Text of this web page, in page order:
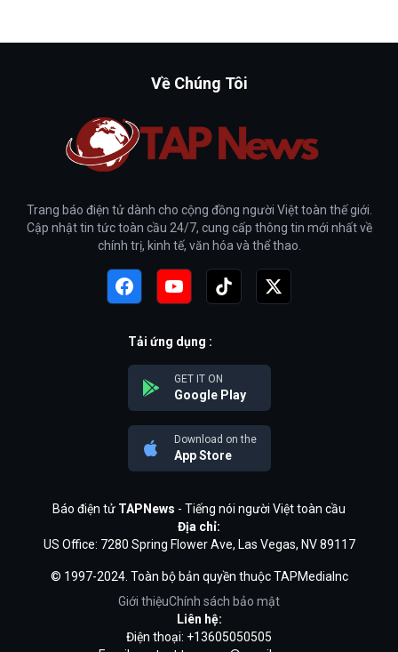
Về Chúng Tôi
Trang báo điện tử dành cho cộng đồng người Việt toàn thế giới.
Cập nhật tin tức toàn cầu 24/7, cung cấp thông tin mới nhất về
chính trị, kinh tế, văn hóa và thể thao.
Tải ứng dụng :
GET IT ON
Google Play
Download on the
App Store
Báo điện tử TAPNews - Tiếng nói người Việt toàn cầu
Địa chỉ:
US Office: 7280 Spring Flower Ave, Las Vegas, NV 89117
© 1997-2024. Toàn bộ bản quyền thuộc TAPMediaInc
Giới thiệuChính sách bảo mật
Liên hệ:
Điện thoại: +13605050505